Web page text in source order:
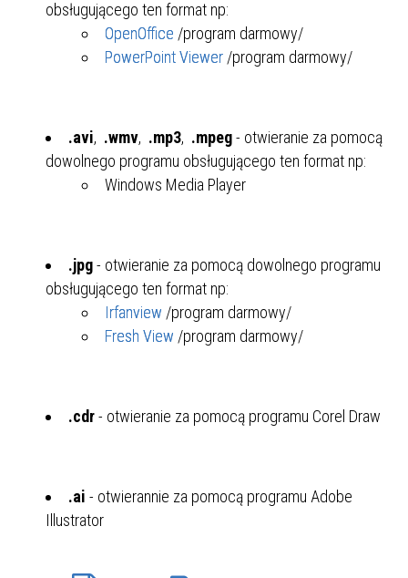
obsługującego ten format np:
OpenOffice /program darmowy/
PowerPoint Viewer /program darmowy/
.avi, .wmv, .mp3, .mpeg- otwieranie za pomocą
dowolnego programu obsługującego ten format np:
Windows Media Player
.jpg- otwieranie za pomocą dowolnego programu
obsługującego ten format np:
Irfanview /program darmowy/
Fresh View /program darmowy/
.cdr- otwieranie za pomocą programu Corel Draw
.ai - otwierannie za pomocą programu Adobe
Illustrator